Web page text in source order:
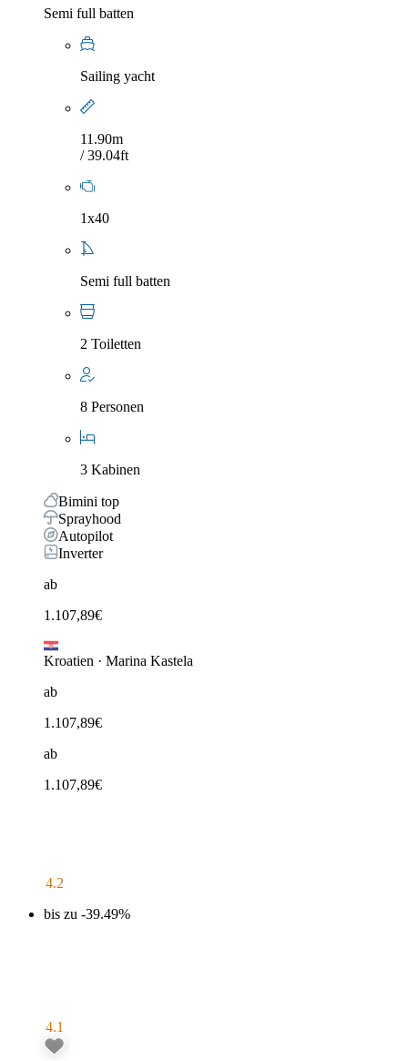
Semi full batten
Sailing yacht
11.90m
/ 39.04ft
1x40
Semi full batten
2 Toiletten
8 Personen
3 Kabinen
Bimini top
Sprayhood
Autopilot
Inverter
ab
1.107,89€
Kroatien · Marina Kastela
ab
1.107,89€
ab
1.107,89€
4.2
bis zu -39.49%
4.1